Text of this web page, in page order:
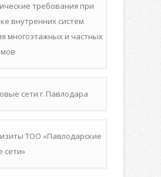
требования при
внутренних систем
многоэтажных и частных
сети г. Павлодара
ТОО «Павлодарские
сети»